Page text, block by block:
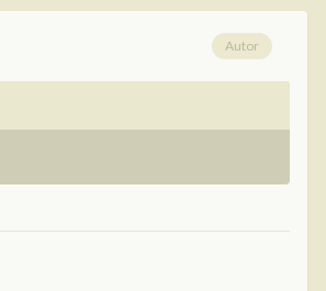
Autor